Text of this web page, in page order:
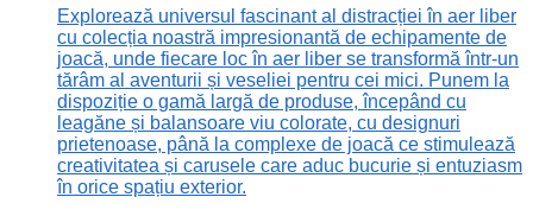
Explorează universul fascinant al distracției în aer liber
cu colecția noastră impresionantă de echipamente de
joacă, unde fiecare loc în aer liber se transformă într-un
tărâm al aventurii și veseliei pentru cei mici. Punem la
dispoziție o gamă largă de produse, începând cu
leagăne și balansoare viu colorate, cu designuri
prietenoase, până la complexe de joacă ce stimulează
creativitatea și carusele care aduc bucurie și entuziasm
în orice spațiu exterior.